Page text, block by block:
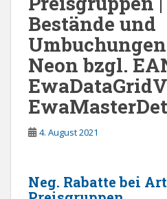
Bestände und
Neon bzgl.
4. August 2021
Neg. Rabatte bei